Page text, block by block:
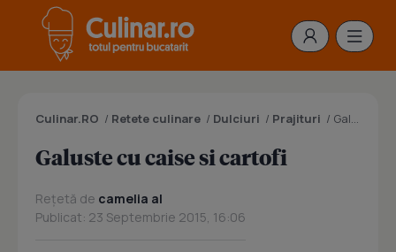
Culinar.RO / Retete culinare / Dulciuri / Prajituri / Galuste cu caise si cartofi
Galuste cu caise si cartofi
Rețetă de camelia al
Publicat: 23 Septembrie 2015, 16:06